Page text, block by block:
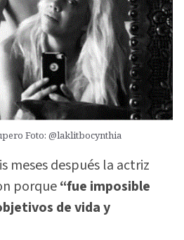
Foto: @laklitbocynthia
meses después la actriz
porque“fue imposible
de vida y